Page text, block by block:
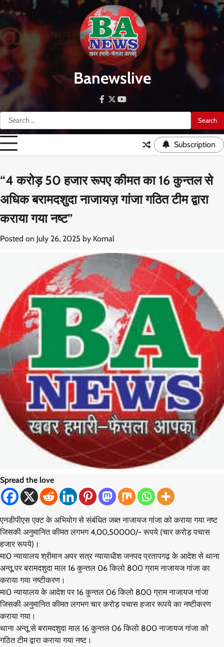
Skip
to
content
Banewslive
Search
for:
facebook
twitteryoutube
Subscription
“4 करोड़ 50 हजार रूपए कीमत का 16 कुन्तल से
अधिक बरामदशुदा नाजायज़ गांजा गठित टीम द्वारा
कराया गया नष्ट”
Posted on July 26, 2025 by Komal
Spread the love
एनडीपीएस एक्ट के अभियोग से संबंधित जब्त नाजायज गांजा को कराया गया नष्ट
जिसकी अनुमानित कीमत लगभग 4,00,50000/- रूपये (चार करोड़ पचास
हजार रूपये)।
मा0 न्यायालय श्रीमान अपर सत्र न्यायाधीश जनपद प्रतापगढ़ के आदेश से थाना
अन्तूू पर बरामदशुदा माल 16 कुन्तल 06 किलो 800 ग्राम नाजायज गांजा का
कराया गया नष्टीकरण।
मा0 न्यायालय के आदेश पर 16 कुन्तल 06 किलो 800 ग्राम नाजायज गांजा
जिसकी अनुमानित कीमत लगभग चार करोड़ पचास हजार रूपये का नष्टीकरण
कराया गया।
थाना अन्तूू से बरामदशुदा माल 16 कुन्तल 06 किलो 800 नाजायज गांजा को
गठित टीम द्वारा कराया गया नष्ट।